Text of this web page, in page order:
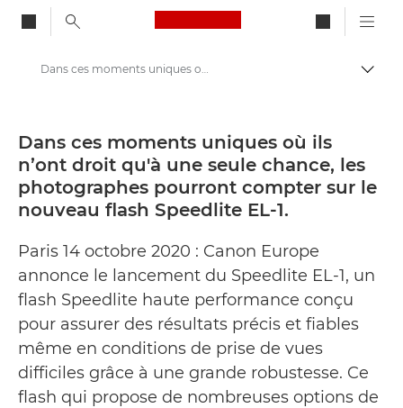
Canon Logo, back to
Presse
Communiqués de presse - Centre de presse Canon
Dans ces moments uniques où ils n’ont droit qu'à une seule chance, les photographes pourront compter sur le nouveau flash Speedlite EL-1. - Centre de presse Canon
Dans ces moments uniques où ils
n’ont droit qu'à une seule chance, les
photographes pourront compter sur le
nouveau flash Speedlite EL-1.
Paris 14 octobre 2020 : Canon Europe
annonce le lancement du Speedlite EL-1, un
flash Speedlite haute performance conçu
pour assurer des résultats précis et fiables
même en conditions de prise de vues
difficiles grâce à une grande robustesse. Ce
flash qui propose de nombreuses options de